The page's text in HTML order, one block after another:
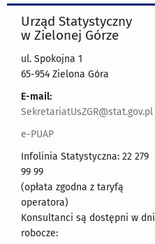
Urząd Statystyczny
w Zielonej Górze
ul. Spokojna 1
65-954 Zielona Góra
E-mail:
SekretariatUsZGR@stat.gov.pl
e-PUAP
Infolinia Statystyczna: 22 279
99 99
(opłata zgodna z taryfą
operatora)
Konsultanci są dostępni w dni
robocze: